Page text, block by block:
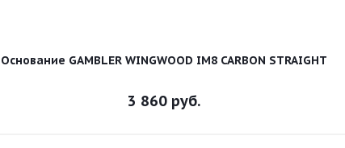
Основание GAMBLER WINGWOOD IM8 CARBON STRAIGHT
3 860 руб.